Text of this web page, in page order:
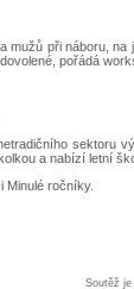
mužů při náboru,
pořádá
sektoru
a nabízí letní
ročníky.
Soutěž